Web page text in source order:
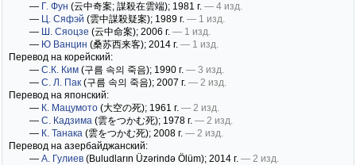
— Г. Фун (云中奇案; 謀殺在雲端); 1981 г. — 4 изд.
— Ц. Сяфэй (雲中謀殺疑案); 1989 г. — 1 изд.
— Ш. Сяоцзе (云中命案); 2006 г. — 1 изд.
— Ю Ванцин (桑苏西来客); 2014 г. — 1 изд.
Перевод на корейский:
— С.К. Ким (구름 속의 죽음); 1990 г. — 3 изд.
— С. Л. Пак (구름 속의 죽음); 2007 г. — 2 изд.
Перевод на японский:
— К. Мацумото (大空の死); 1961 г. — 2 изд.
— С. Кадзима (雲をつかむ死); 1978 г. — 2 изд.
— К. Танака (雲をつかむ死); 2008 г. — 2 изд.
Перевод на азербайджанский:
— А. Гулиев (Buludların Üzərində Ölüm); 2014 г. — 2 изд.